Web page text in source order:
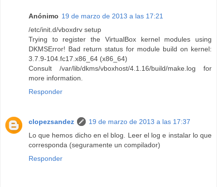
Anónimo 19 de marzo de 2013 a las 17:21
/etc/init.d/vboxdrv setup
Trying to register the VirtualBox kernel modules using
DKMSError! Bad return status for module build on kernel:
3.7.9-104.fc17.x86_64 (x86_64)
Consult /var/lib/dkms/vboxhost/4.1.16/build/make.log for
more information.
Responder
clopezsandez
19 de marzo de 2013 a las 17:37
Lo que hemos dicho en el blog. Leer el log e instalar lo que
corresponda (seguramente un compilador)
Responder